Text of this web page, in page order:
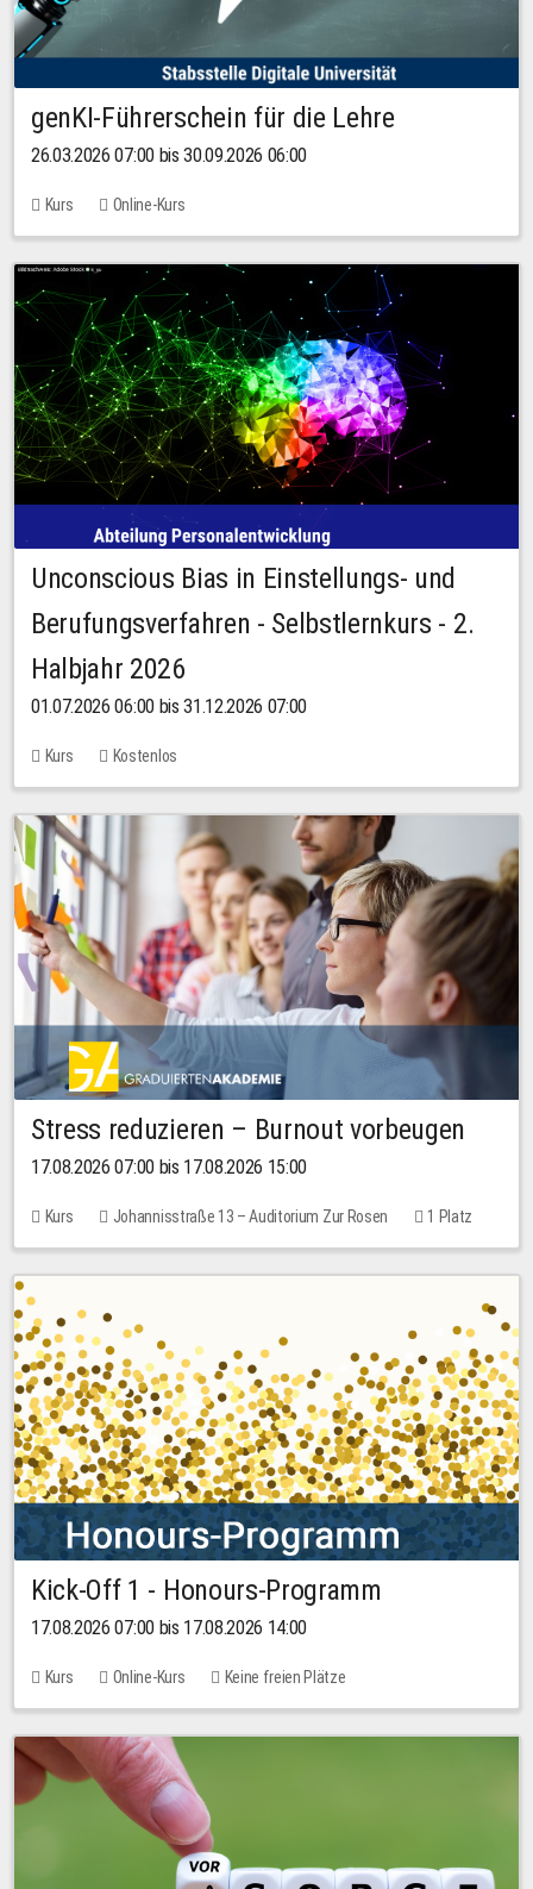
genKI-Führerschein für die Lehre
26.03.2026 07:00 bis 30.09.2026 06:00
Kurs Online-Kurs
Unconscious Bias in Einstellungs- und
Berufungsverfahren - Selbstlernkurs - 2.
Halbjahr 2026
01.07.2026 06:00 bis 31.12.2026 07:00
Kurs Kostenlos
Stress reduzieren – Burnout vorbeugen
17.08.2026 07:00 bis 17.08.2026 15:00
Kurs Johannisstraße 13 – Auditorium Zur Rosen
1 Platz
10,00 EUR
Kick-Off 1 - Honours-Programm
17.08.2026 07:00 bis 17.08.2026 14:00
Kurs Online-Kurs Keine freien Plätze